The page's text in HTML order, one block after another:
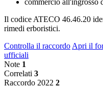
commercio all'ingrosso
Il codice ATECO 46.46.20
rimedi erboristici.
Controlla il raccordo Apri il
ufficiali
Note 1
Correlati 3
Raccordo 2022 2